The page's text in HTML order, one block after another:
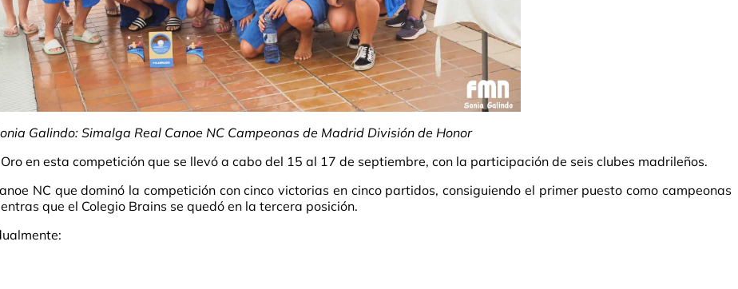
Galindo: Simalga Real Canoe NC Campeonas de Madrid División de Honor
en esta competición que se llevó a cabo del 15 al 17 de septiembre, con la participación de seis clubes madrileños.
NC que dominó la competición con cinco victorias en cinco partidos, consiguiendo el primer puesto como campeonas
que el Colegio Brains se quedó en la tercera posición.